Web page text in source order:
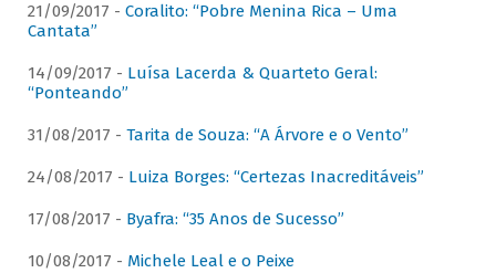
21/09/2017 - Coralito: “Pobre Menina Rica – Uma
Cantata”
14/09/2017 - Luísa Lacerda & Quarteto Geral:
“Ponteando”
31/08/2017 - Tarita de Souza: “A Árvore e o Vento”
24/08/2017 - Luiza Borges: “Certezas Inacreditáveis”
17/08/2017 - Byafra: “35 Anos de Sucesso”
10/08/2017 - Michele Leal e o Peixe